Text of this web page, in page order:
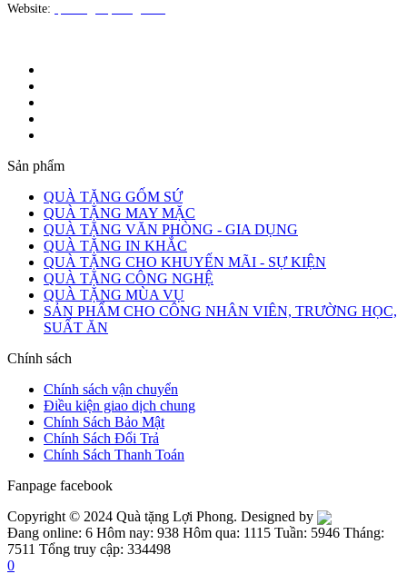
Website:
Sản phẩm
QUÀ TẶNG GỐM SỨ
QUÀ TẶNG MAY MẶC
QUÀ TẶNG VĂN PHÒNG - GIA DỤNG
QUÀ TẶNG IN KHẮC
QUÀ TẶNG CHO KHUYẾN MÃI - SỰ KIỆN
QUÀ TẶNG CÔNG NGHỆ
QUÀ TẶNG MÙA VỤ
SẢN PHẨM CHO CÔNG NHÂN VIÊN, TRƯỜNG HỌC,
SUẤT ĂN
Chính sách
Chính sách vận chuyển
Điều kiện giao dịch chung
Chính Sách Bảo Mật
Chính Sách Đổi Trả
Chính Sách Thanh Toán
Fanpage facebook
Copyright © 2024 Quà tặng Lợi Phong. Designed by
Đang online: 6 Hôm nay: 938 Hôm qua: 1115 Tuần: 5946 Tháng:
7511 Tổng truy cập: 334498
0